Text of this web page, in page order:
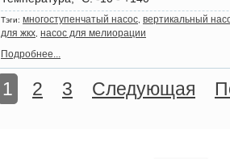
Тэги: многоступенчатый насос вертикальный
для жкх насос для мелиорации
Подробнее...
1 2 3 Следующая